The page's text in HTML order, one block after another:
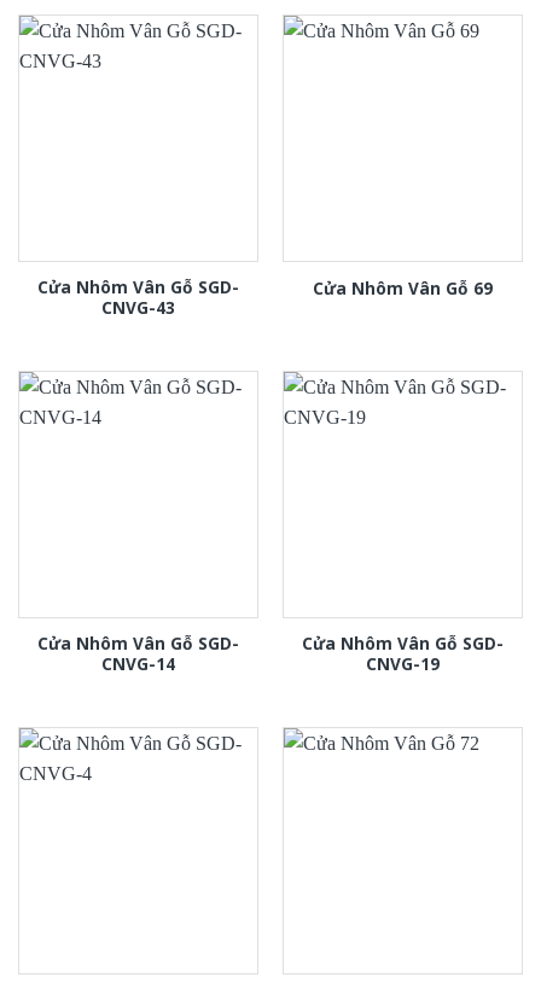
Cửa Nhôm Vân Gỗ SGD-
CNVG-43
Cửa Nhôm Vân Gỗ 69
Cửa Nhôm Vân Gỗ SGD-
CNVG-14
Cửa Nhôm Vân Gỗ SGD-
CNVG-19